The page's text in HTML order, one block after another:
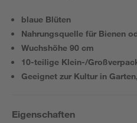
blaue Blüten
Nahrungsquelle für Bienen
Wuchshöhe 90 cm
10-teilige Klein-/
Geeignet zur Kultur in
Eigenschaften